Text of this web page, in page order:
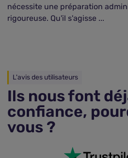
nécessite une préparation
rigoureuse. Qu'il s'agisse ...
L'avis des utilisateurs
Ils nous font
confiance,
vous ?